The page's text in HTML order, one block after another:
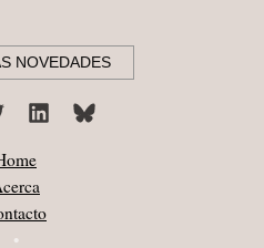
NOVEDADES
•